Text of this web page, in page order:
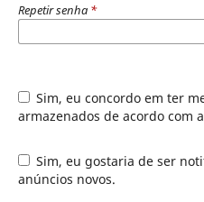
Repetir senha *
Sim, eu concordo em ter meus dados coletados e
armazenados de acordo com a
Sim, eu gostaria de ser notificado(a) de publicações e
anúncios novos.